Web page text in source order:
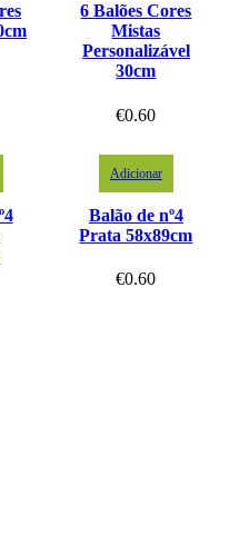
6 Balões Cores
Mistas
Personalizável
30cm
€0.60
Adicionar
Balão de nº4
Prata 58x89cm
€0.60